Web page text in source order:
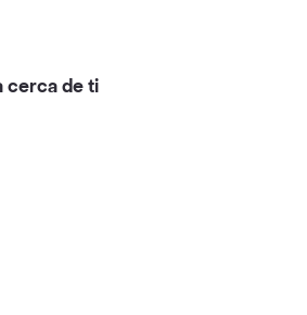
cerca de ti